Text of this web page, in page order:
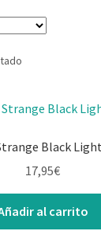
Black
17,95€
al carrito